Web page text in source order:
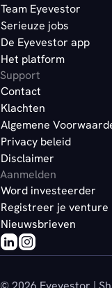
Team Eyevestor
Serieuze jobs
De Eyevestor app
Het platform
Support
Contact
Klachten
Algemene
Privacy beleid
Disclaimer
Aanmelden
Word investeerder
Registreer je venture
Nieuwsbrieven